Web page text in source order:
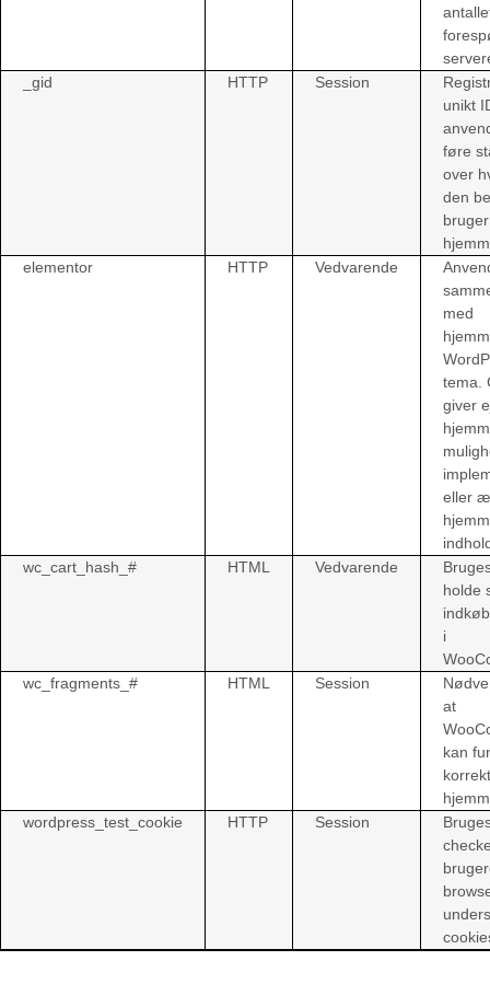
_gid
HTTP Session
unikt
føre
over
den
bruger
elementor
HTTP Vedvarende
med
tema.
giver
eller
wc_cart_hash_#
HTML Vedvarende
holde
i
wc_fragments_#
HTML Session
at
kan
wordpress_test_cookie
HTTP Session